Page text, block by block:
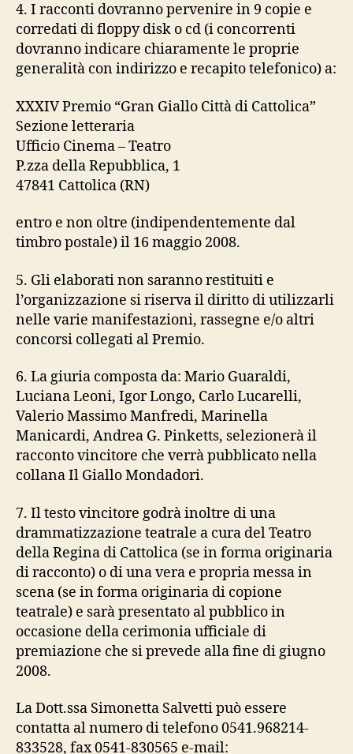
4. I racconti dovranno pervenire in 9 copie e
corredati di floppy disk o cd (i concorrenti
dovranno indicare chiaramente le proprie
generalità con indirizzo e recapito telefonico) a:
XXXIV Premio “Gran Giallo Città di Cattolica”
Sezione letteraria
Ufficio Cinema – Teatro
P.zza della Repubblica, 1
47841 Cattolica (RN)
entro e non oltre (indipendentemente dal
timbro postale) il 16 maggio 2008.
5. Gli elaborati non saranno restituiti e
l’organizzazione si riserva il diritto di utilizzarli
nelle varie manifestazioni, rassegne e/o altri
concorsi collegati al Premio.
6. La giuria composta da: Mario Guaraldi,
Luciana Leoni, Igor Longo, Carlo Lucarelli,
Valerio Massimo Manfredi, Marinella
Manicardi, Andrea G. Pinketts, selezionerà il
racconto vincitore che verrà pubblicato nella
collana Il Giallo Mondadori.
7. Il testo vincitore godrà inoltre di una
drammatizzazione teatrale a cura del Teatro
della Regina di Cattolica (se in forma originaria
di racconto) o di una vera e propria messa in
scena (se in forma originaria di copione
teatrale) e sarà presentato al pubblico in
occasione della cerimonia ufficiale di
premiazione che si prevede alla fine di giugno
2008.
La Dott.ssa Simonetta Salvetti può essere
contatta al numero di telefono 0541.968214-
833528, fax 0541-830565 e-mail: